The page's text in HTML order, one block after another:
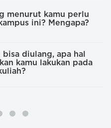
menurut kamu perlu
ini? Mengapa?
diulang, apa hal
kamu lakukan pada